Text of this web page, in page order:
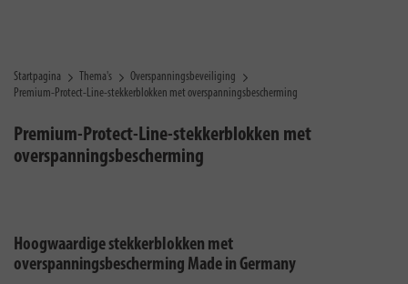
Startpagina Thema's
Overspanningsbeveiliging
Premium-Protect-Line-stekkerblokken met overspanningsbescherming
Premium-Protect-Line-stekkerblokken met
overspanningsbescherming
Hoogwaardige stekkerblokken met
overspanningsbescherming Made in Germany